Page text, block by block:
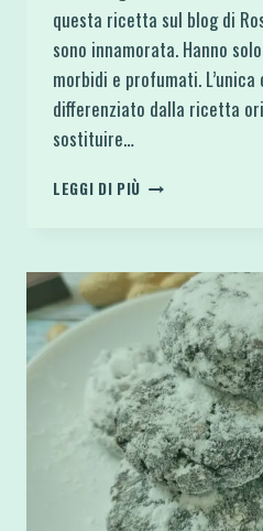
questa ricetta sul blog di
sono innamorata. Hanno
morbidi e profumati. L’unica
differenziato dalla ricetta
sostituire…
LEGGI DI PIÙ BISCOTTI
LIMONE
KETO
INGREDIENTI
FARINA